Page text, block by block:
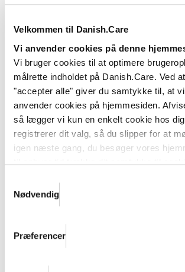
Velkommen til Danish.Care
Vi anvender cookies på denne
Vi bruger cookies til at optimere
målrette indholdet på Danish.Care. Ved
"accepter alle" giver du samtykke til, at
anvender cookies på hjemmesiden.
så lægger vi kun en enkelt cookie hos
registrerer dit valg, så du slipper for at
igen næste gang, du besøger vores
til enhver tid trække dit samtykke til
Danish.Cares privatlivs- og
Nødvendig
Præferencer
#VIERDANISHCARE: Derfor
Handigood medlem af
Handigood er medlem af Danish.Care
rammerne for dansk
Læs mere
Danish.Care Nyt 6. marts 2026